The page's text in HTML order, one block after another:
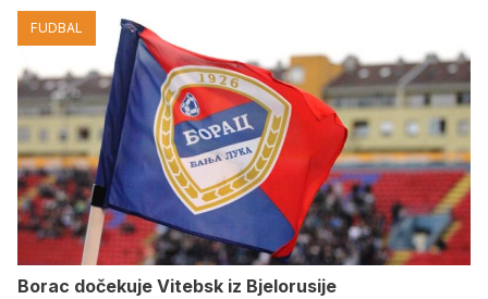
FUDBAL
Borac dočekuje Vitebsk iz Bjelorusije